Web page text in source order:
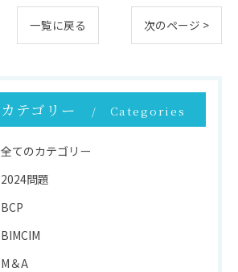
一覧に戻る 次のページ >
カテゴリー Categories
全てのカテゴリー
2024問題
BCP
BIMCIM
M＆A